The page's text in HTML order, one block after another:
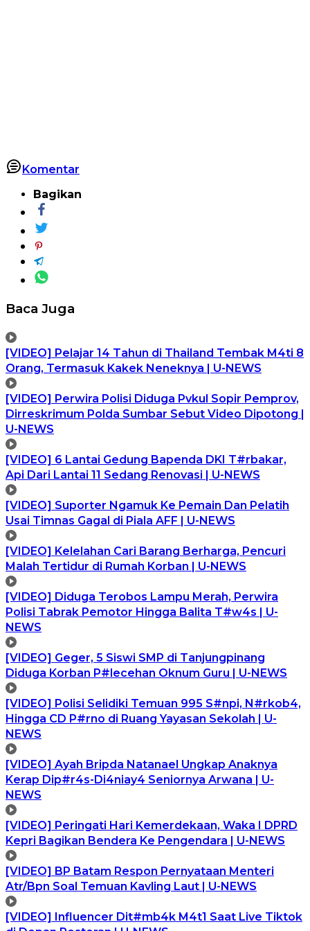
Komentar
Bagikan
Baca Juga
[VIDEO] Pelajar 14 Tahun di Thailand Tembak M4ti 8
Orang, Termasuk Kakek Neneknya | U-NEWS
[VIDEO] Perwira Polisi Diduga Pvkul Sopir Pemprov,
Dirreskrimum Polda Sumbar Sebut Video Dipotong |
U-NEWS
[VIDEO] 6 Lantai Gedung Bapenda DKI T#rbakar,
Api Dari Lantai 11 Sedang Renovasi | U-NEWS
[VIDEO] Suporter Ngamuk Ke Pemain Dan Pelatih
Usai Timnas Gagal di Piala AFF | U-NEWS
[VIDEO] Kelelahan Cari Barang Berharga, Pencuri
Malah Tertidur di Rumah Korban | U-NEWS
[VIDEO] Diduga Terobos Lampu Merah, Perwira
Polisi Tabrak Pemotor Hingga Balita T#w4s | U-
NEWS
[VIDEO] Geger, 5 Siswi SMP di Tanjungpinang
Diduga Korban P#lecehan Oknum Guru | U-NEWS
[VIDEO] Polisi Selidiki Temuan 995 S#npi, N#rkob4,
Hingga CD P#rno di Ruang Yayasan Sekolah | U-
NEWS
[VIDEO] Ayah Bripda Natanael Ungkap Anaknya
Kerap Dip#r4s-Di4niay4 Seniornya Arwana | U-
NEWS
[VIDEO] Peringati Hari Kemerdekaan, Waka I DPRD
Kepri Bagikan Bendera Ke Pengendara | U-NEWS
[VIDEO] BP Batam Respon Pernyataan Menteri
Atr/Bpn Soal Temuan Kavling Laut | U-NEWS
[VIDEO] Influencer Dit#mb4k M4t1 Saat Live Tiktok